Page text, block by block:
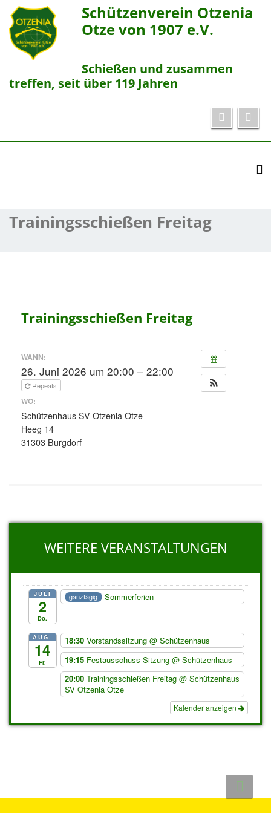
Schützenverein Otzenia
Otze von 1907 e.V.
Schießen und zusammen
treffen, seit über 119 Jahren
Trainingsschießen Freitag
Trainingsschießen Freitag
WANN:
26. Juni 2026 um 20:00 – 22:00
Repeats
WO:
Schützenhaus SV Otzenia Otze
Heeg 14
31303 Burgdorf
WEITERE VERANSTALTUNGEN
JULI
2
Do.
ganztägig Sommerferien
AUG.
14
Fr.
18:30 Vorstandssitzung @ Schützenhaus
19:15 Festausschuss-Sitzung @ Schützenhaus
20:00 Trainingsschießen Freitag @ Schützenhaus
SV Otzenia Otze
Kalender anzeigen